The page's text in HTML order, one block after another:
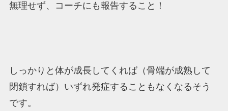
無理せず、コーチにも報告すること！
しっかりと体が成長してくれば（骨端が成熟して
閉鎖すれば）いずれ発症することもなくなるそう
です。